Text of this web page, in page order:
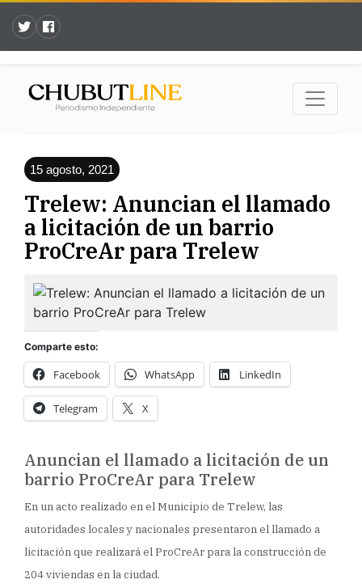
15 agosto, 2021
Trelew: Anuncian el llamado
a licitación de un barrio
ProCreAr para Trelew
Comparte esto:
Facebook WhatsApp LinkedIn
Telegram X
Anuncian el llamado a licitación de un
barrio ProCreAr para Trelew
En un acto realizado en el Municipio de Trelew, las
autoridades locales y nacionales presentaron el llamado a
licitación que realizará el ProCreAr para la construcción de
204 viviendas en la ciudad.